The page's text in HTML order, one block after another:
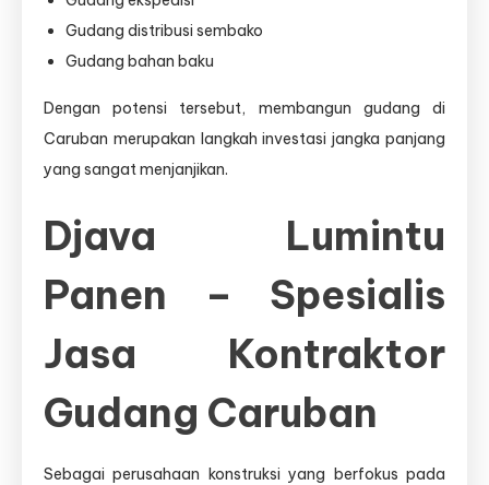
Gudang distribusi sembako
Gudang bahan baku
Dengan potensi tersebut, membangun gudang di
Caruban merupakan langkah investasi jangka panjang
yang sangat menjanjikan.
Djava Lumintu
Panen – Spesialis
Jasa Kontraktor
Gudang Caruban
Sebagai perusahaan konstruksi yang berfokus pada